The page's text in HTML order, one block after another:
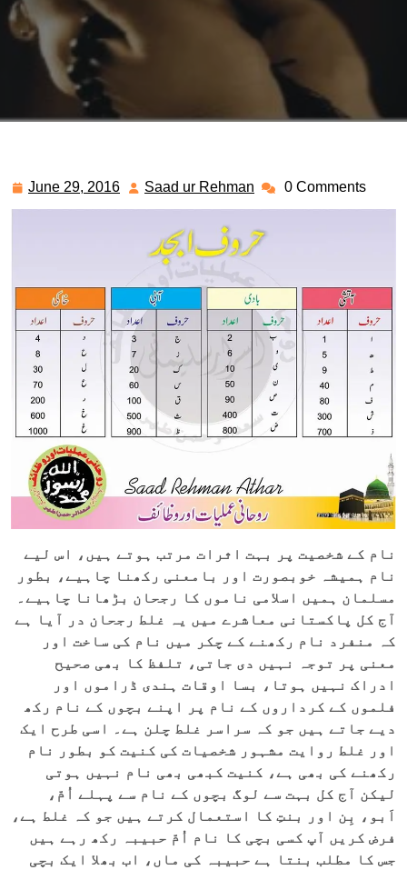
June 29, 2016 June
29,
Saad ur Rehman Saad
ur
Rehman
0 Comments
نام کے شخصیت پر بہت اثرات مرتب ہوتے ہیں، اس لیے
نام ہمیشہ خوبصورت اور بامعنی رکھنا چاہیے، بطور
مسلمان ہمیں اسلامی ناموں کا رجحان بڑھانا چاہیے۔
آج کل پاکستانی معاشرے میں یہ غلط رجحان در آیا ہے
کہ منفرد نام رکھنے کے چکر میں نام کی ساخت اور
معنی پر توجہ نہیں دی جاتی، تلفظ کا بھی صحیح
ادراک نہیں ہوتا، بسا اوقات ہندی ڈراموں اور
فلموں کے کرداروں کے نام پر اپنے بچوں کے نام رکھ
دیے جاتے ہیں جو کہ سراسر غلط چلن ہے۔ اسی طرح ایک
اور غلط روایت مشہور شخصیات کی کنیت کو بطور نام
رکھنے کی بھی ہے، کنیت کبھی بھی نام نہیں ہوتی
لیکن آج کل بہت سے لوگ بچوں کے نام سے پہلے اُمّ،
اَبو، بِن اور بنتِ کا استعمال کرتے ہیں جو کہ غلط ہے،
فرض کریں آپ کسی بچی کا نام اُمّ حبیبہ رکھ رہے ہیں
جس کا مطلب بنتا ہے حبیبہ کی ماں، اب بھلا ایک بچی